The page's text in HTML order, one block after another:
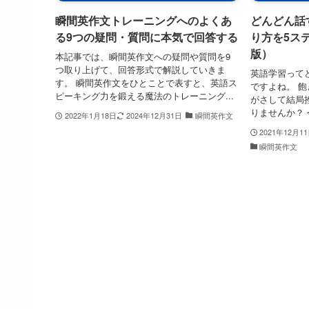
瞬間英作文トレーニングへのよくあ
る9つの疑問・質問に本気で回答する
本記事では、瞬間英作文への疑問や質問を9
つ取り上げて、回答形式で解説していきま
す。 瞬間英作文をひとことで表すと、英語ス
ピーキング力を鍛える魔法のトレーニング...
2022年1月18日 2024年12月31日 瞬間英作文
どんどん
り方を5ス
版）
英語学習って
ですよね。
がさして結局
りませんか？
2021年12月
瞬間英作文